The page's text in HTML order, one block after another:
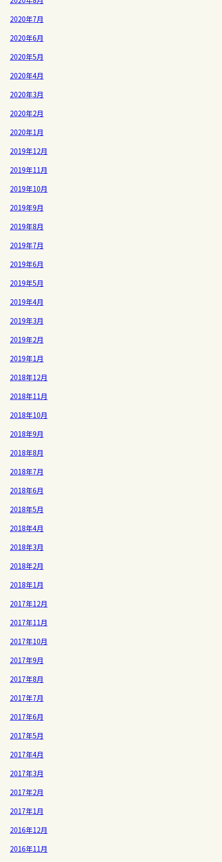
2020年7月
2020年6月
2020年5月
2020年4月
2020年3月
2020年2月
2020年1月
2019年12月
2019年11月
2019年10月
2019年9月
2019年8月
2019年7月
2019年6月
2019年5月
2019年4月
2019年3月
2019年2月
2019年1月
2018年12月
2018年11月
2018年10月
2018年9月
2018年8月
2018年7月
2018年6月
2018年5月
2018年4月
2018年3月
2018年2月
2018年1月
2017年12月
2017年11月
2017年10月
2017年9月
2017年8月
2017年7月
2017年6月
2017年5月
2017年4月
2017年3月
2017年2月
2017年1月
2016年12月
2016年11月